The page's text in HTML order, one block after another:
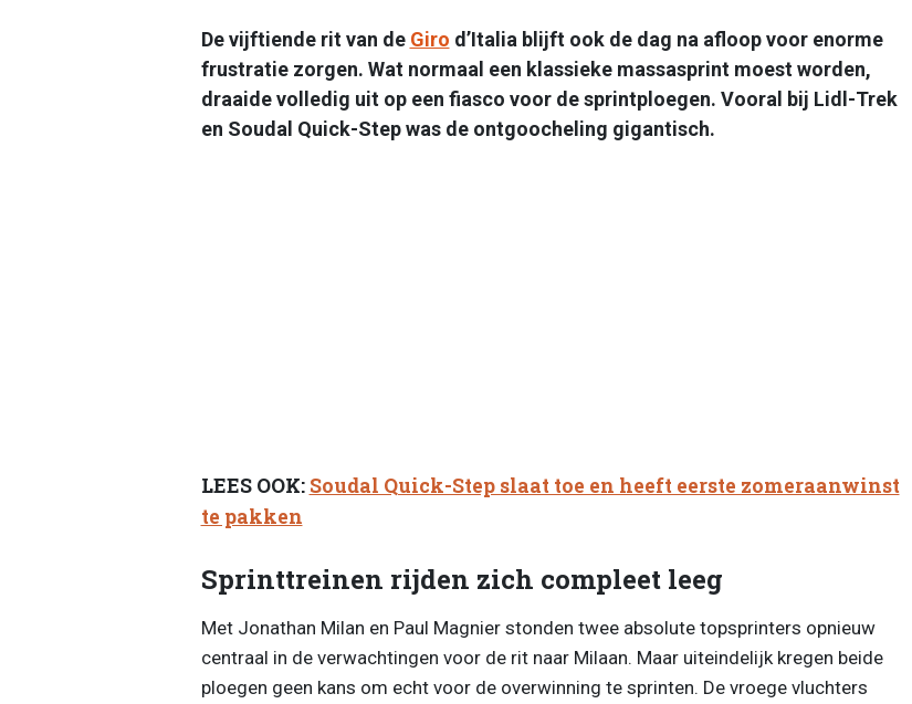
De vijftiende rit van de Giro d’Italia blijft ook de dag na afloop voor enorme
frustratie zorgen. Wat normaal een klassieke massasprint moest worden,
draaide volledig uit op een fiasco voor de sprintploegen. Vooral bij Lidl-Trek
en Soudal Quick-Step was de ontgoocheling gigantisch.
LEES OOK: Soudal Quick-Step slaat toe en heeft eerste zomeraanwinst
te pakken
Sprinttreinen rijden zich compleet leeg
Met Jonathan Milan en Paul Magnier stonden twee absolute topsprinters opnieuw
centraal in de verwachtingen voor de rit naar Milaan. Maar uiteindelijk kregen beide
ploegen geen kans om echt voor de overwinning te sprinten. De vroege vluchters